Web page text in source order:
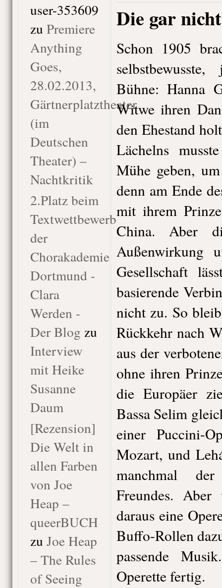
user-353609
zu Premiere
Anything
Goes,
28.02.2013,
Gärtnerplatztheater
(im
Deutschen
Theater) –
Nachtkritik
2.Platz beim
Textwettbewerb
der
Chorakademie
Dortmund -
Clara
Werden -
Der Blog zu
Interview
mit Heike
Susanne
Daum
[Rezension]
Die Welt in
allen Farben
von Joe
Heap –
queerBUCH
zu Joe Heap
– The Rules
of Seeing
Die gar
Schon 1905
Bühne: Hanna
Witwe ihren
den Ehestand
Lächelns
Mühe geben,
denn am Ende
mit ihrem
China. Aber
Außenwirkung
Gesellschaft
basierende
nicht zu. So
Rückkehr nach
aus der
ohne ihren
die Europäer
Bassa Selim
einer Puccini-
Mozart, und
manchmal
Freundes.
daraus eine
Buffo-Rollen
passende
Operette fertig.